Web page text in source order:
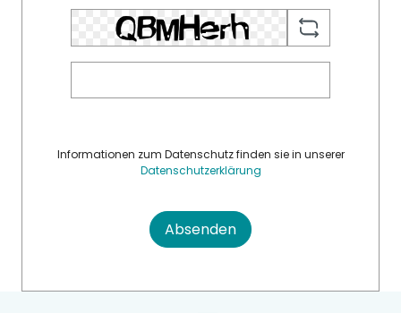
Informationen zum Datenschutz finden sie in unserer
Datenschutzerklärung
Absenden